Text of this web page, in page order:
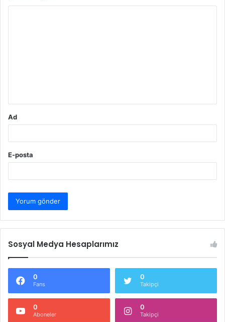
Ad
E-posta
Sosyal Medya Hesaplarımız
0
Fans
0
Takipçi
0
Aboneler
0
Takipçi